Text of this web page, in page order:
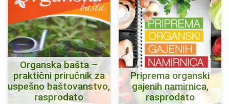
Organska bašta –
praktični priručnik za
uspešno baštovanstvo,
rasprodato
Priprema organski
gajenih namirnica,
rasprodato